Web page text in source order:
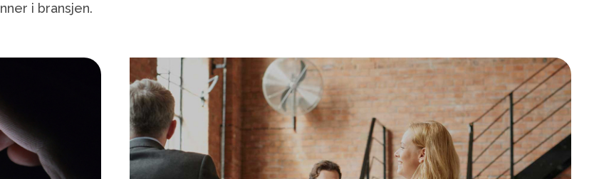
i bransjen.